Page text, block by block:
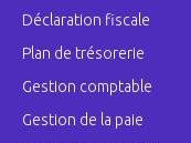
Déclaration fiscale
Plan de trésorerie
Gestion comptable
Gestion de la paie